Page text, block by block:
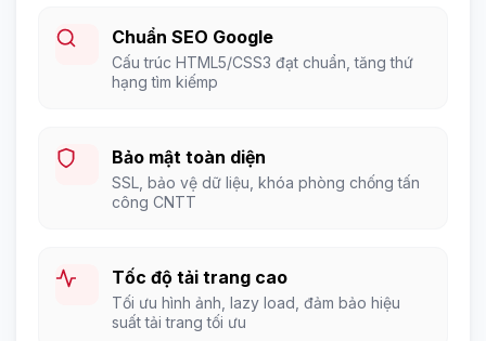
Chuẩn SEO Google
Cấu trúc HTML5/CSS3 đạt chuẩn, tăng thứ
hạng tìm kiếmp
Bảo mật toàn diện
SSL, bảo vệ dữ liệu, khóa phòng chống tấn
công CNTT
Tốc độ tải trang cao
Tối ưu hình ảnh, lazy load, đảm bảo hiệu
suất tải trang tối ưu